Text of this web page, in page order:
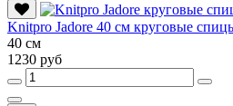
Knitpro Jadore 40 см круговые
40 см
1230 руб